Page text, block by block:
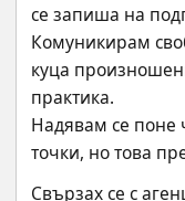
се запиша на
Комуникирам
куца
практика.
Надявам се поне
точки, но това
Свързах се с